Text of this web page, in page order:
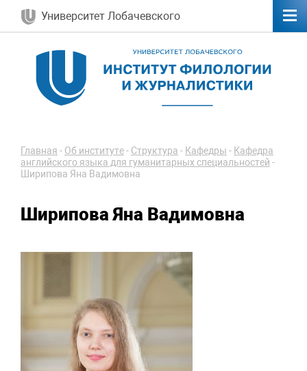
Университет Лобачевского
Главная - Об институте- Структура - Кафедры - Кафедра
английского языка для гуманитарных специальностей -
Ширипова Яна Вадимовна
Ширипова Яна Вадимовна